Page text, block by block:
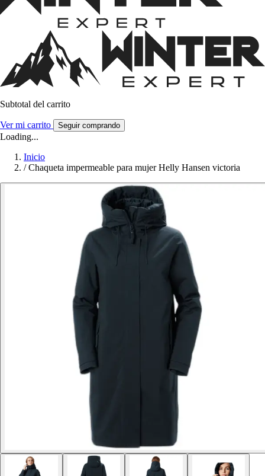
Subtotal del carrito
Ver mi carrito Seguir comprando
Loading...
Inicio
/ Chaqueta impermeable para mujer Helly Hansen victoria